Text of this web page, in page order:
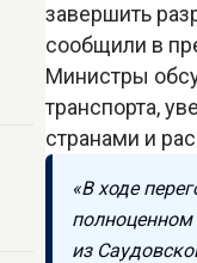
завершить
сообщили в
Министры
транспорта,
странами и
«В ходе
полноценном
из